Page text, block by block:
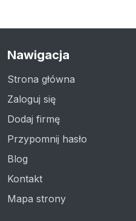
Nawigacja
Strona główna
Zaloguj się
Dodaj firmę
Przypomnij hasło
Blog
Kontakt
Mapa strony